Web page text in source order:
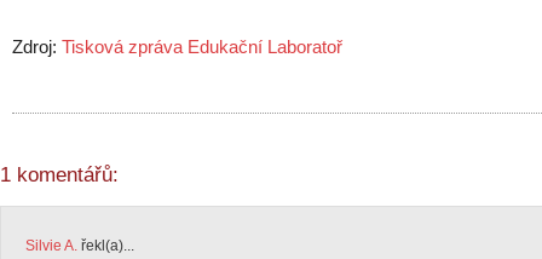
Zdroj: Tisková zpráva Edukační Laboratoř
1 komentářů:
Silvie A. řekl(a)...